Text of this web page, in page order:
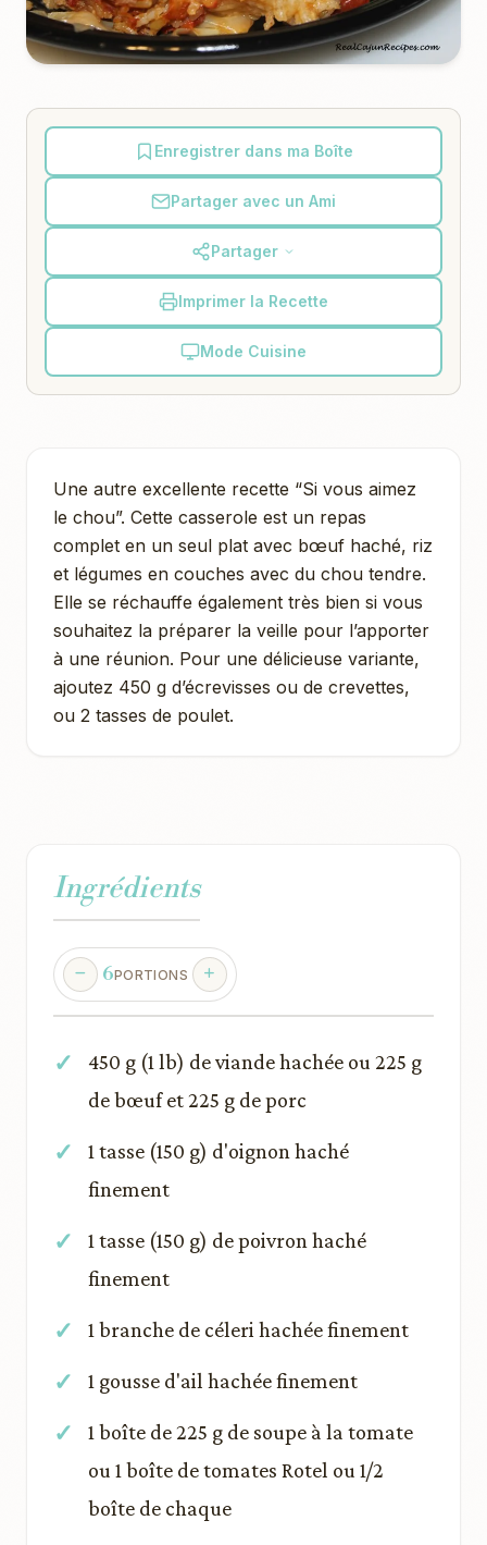
Enregistrer dans ma Boîte
Partager avec un Ami
Partager
Imprimer la Recette
Mode Cuisine
Une autre excellente recette “Si vous aimez
le chou”. Cette casserole est un repas
complet en un seul plat avec bœuf haché, riz
et légumes en couches avec du chou tendre.
Elle se réchauffe également très bien si vous
souhaitez la préparer la veille pour l’apporter
à une réunion. Pour une délicieuse variante,
ajoutez 450 g d’écrevisses ou de crevettes,
ou 2 tasses de poulet.
Ingrédients
6PORTIONS
450 g (1 lb) de viande hachée ou 225 g
de bœuf et 225 g de porc
1 tasse (150 g) d'oignon haché
finement
1 tasse (150 g) de poivron haché
finement
1 branche de céleri hachée finement
1 gousse d'ail hachée finement
1 boîte de 225 g de soupe à la tomate
ou 1 boîte de tomates Rotel ou 1/2
boîte de chaque